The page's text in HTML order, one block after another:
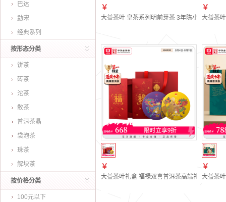
巴达
勐宋
经典系列
按形态分类
饼茶
砖茶
沱茶
散茶
普洱茶晶
袋泡茶
珠茶
解块茶
按价格分类
100元以下
￥
大益茶叶 皇茶系列明前芽茶 3年陈小龙柱普
￥
大益茶
￥
大益茶叶礼盒 福禄双喜普洱茶高端礼盒714g
￥
大益茶